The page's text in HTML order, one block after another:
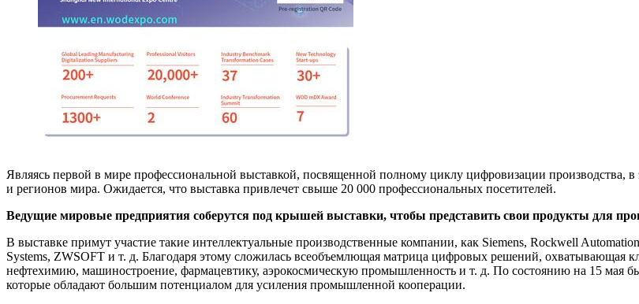
Являясь первой в мире профессиональной выставкой, посвященной полному циклу цифровизации производства,
и регионов мира. Ожидается, что выставка привлечет свыше 20 000 профессиональных посетителей.
Ведущие мировые предприятия соберутся под крышей выставки, чтобы представить свои продукты для
В выставке примут участие такие интеллектуальные производственные компании, как Siemens, Rockwell
Systems, ZWSOFT и т. д. Благодаря этому сложилась всеобъемлющая матрица цифровых решений, охватывающая
нефтехимию, машиностроение, фармацевтику, аэрокосмическую промышленность и т. д. По состоянию на 15 мая
которые обладают большим потенциалом для усиления промышленной кооперации.